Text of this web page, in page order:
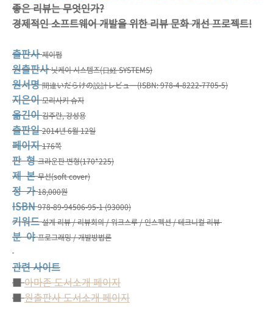
좋은 리뷰는 무엇인가?
경제적인 소프트웨어 개발을 위한 리뷰 문화 개선 프로젝트!
출판사 제이펍
원출판사 닛케이 시스템즈(日経 SYSTEMS)
원서명 間違いだらけの設計レビュー(ISBN: 978-4-8222-7705-5)
지은이 모리사키 슈지
옮긴이 김주란, 강성용
출판일 2014년 6월 12일
페이지 176쪽
판 형 크라운판 변형(170*225)
제 본 무선(soft cover)
정 가 18,000원
ISBN 978-89-94506-95-1 (93000)
키워드 설계 리뷰 / 리뷰회의 / 워크스루 / 인스펙션 / 테크니컬 리뷰
분 야 프로그래밍 / 개발방법론
관련 사이트
■아마존 도서소개 페이지
■원출판사 도서소개 페이지